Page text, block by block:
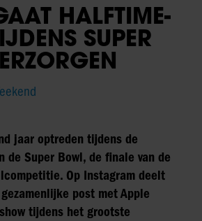
HALFTIME-
SUPER
jaar optreden tijdens de
de Super Bowl, de finale van de
Op Instagram deelt
post met Apple
tijdens het grootste